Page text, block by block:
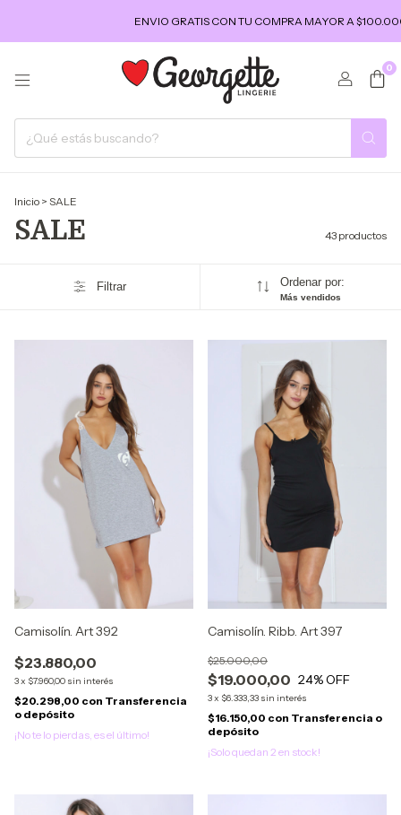
ENVIO GRATIS CON TU COMPRA MAYOR A $100.000 15% OFF
0
Inicio > SALE
SALE 43 productos
Filtrar Ordenar por:
Más vendidos
Camisolín. Art 392
$23.880,00
3x $7.960,00 sin interés
$20.298,00 con Transferencia
o depósito
¡No te lo pierdas, es el último!
Camisolín. Ribb. Art 397
$19.000,00
$25.000,00
24% OFF
3x $6.333,33 sin interés
$16.150,00 con Transferencia o
depósito
¡Solo quedan 2 en stock!